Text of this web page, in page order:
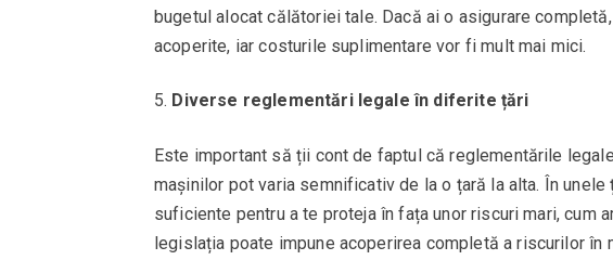
bugetul alocat călătoriei tale. Dacă ai o asigurare
acoperite, iar costurile suplimentare vor fi mult mai mici.
Diverse reglementări legale în diferite țări
Este important să ții cont de faptul că reglementările
mașinilor pot varia semnificativ de la o țară la alta. În
suficiente pentru a te proteja în fața unor riscuri mari, cum
legislația poate impune acoperirea completă a riscurilor